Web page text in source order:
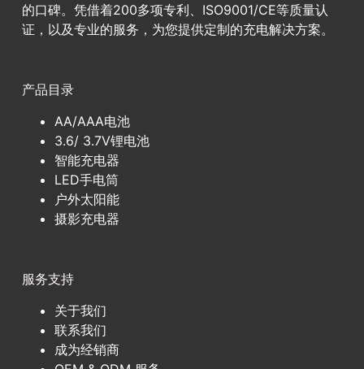
的口碑。凭借着200多项专利、ISO9001/CE等质量认
证，以及专业的服务，为您提供定制的充电解决方案。
产品目录
AA/AAA电池
3.6/ 3.7V锂电池
智能充电器
LED手电筒
户外太阳能
摄影充电器
服务支持
关于我们
联系我们
成为经销商